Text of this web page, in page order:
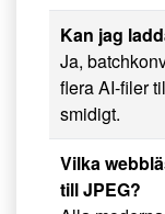
Kan jag
Ja,
flera AI-filer
smidigt.
Vilka
till JPEG?